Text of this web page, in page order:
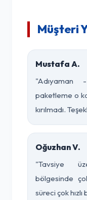
Müşteri
Mustafa A.
"Adıyaman
paketleme o
kırılmadı.
Oğuzhan V.
"Tavsiye
bölgesinde
süreci çok hızlı